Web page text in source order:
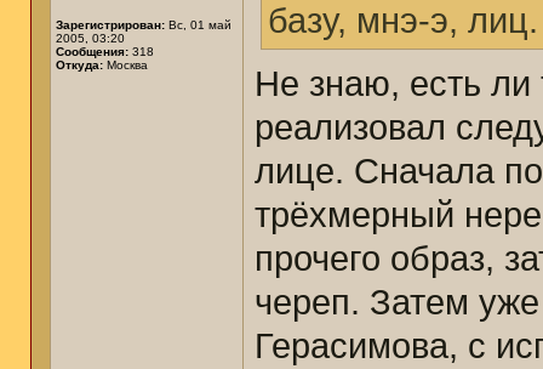
Зарегистрирован: Вс, 01 май
2005, 03:20
Сообщения: 318
Откуда: Москва
базу, мнэ-э, лиц.
Не знаю, есть
реализовал
лице. Сначала
трёхмерный
прочего образ,
череп. Затем
Герасимова, с